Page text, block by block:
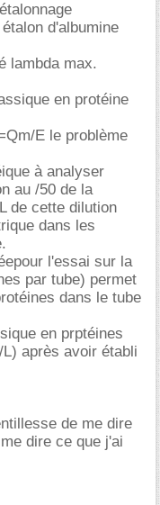
d'albumine
lambda max.
en protéine
E le problème
à analyser
au /50 de la
de cette dilution
dans les
l'essai sur la
par tube) permet
dans le tube
en prptéines
après avoir établi
de me dire
dire ce que j'ai